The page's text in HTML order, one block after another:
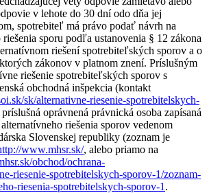
v lehote do 30 dní odo dňa jej
spotrebiteľ má právo podať návrh na
sporu podľa ustanovenia § 12 zákona
riešení spotrebiteľských sporov a o
zákonov v platnom znení. Príslušným
riešenie spotrebiteľských sporov s
obchodná inšpekcia (kontakt
sk/alternativne-riesenie-spotrebitelskych-
oprávnená právnická osoba zapísaná
riešenia sporov vedenom
Slovenskej republiky (zoznam je
www.mhsr.sk/, alebo priamo na
obchod/ochrana-
riesenie-spotrebitelskych-sporov-1/zoznam-
riesenia-spotrebitelskych-sporov-1 .